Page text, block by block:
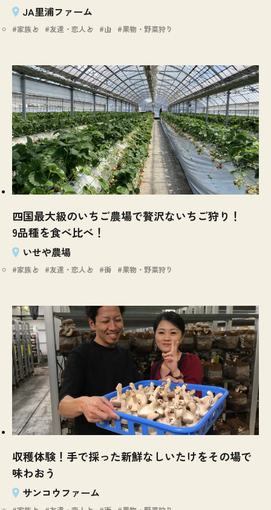
JA里浦ファーム
家族と 友達・恋人と 山 果物・野菜狩り
四国最大級のいちご農場で贅沢ないちご狩り！
9品種を食べ比べ！
いせや農場
家族と 友達・恋人と 街 果物・野菜狩り
収穫体験！手で採った新鮮なしいたけをその場で
味わおう
サンコウファーム